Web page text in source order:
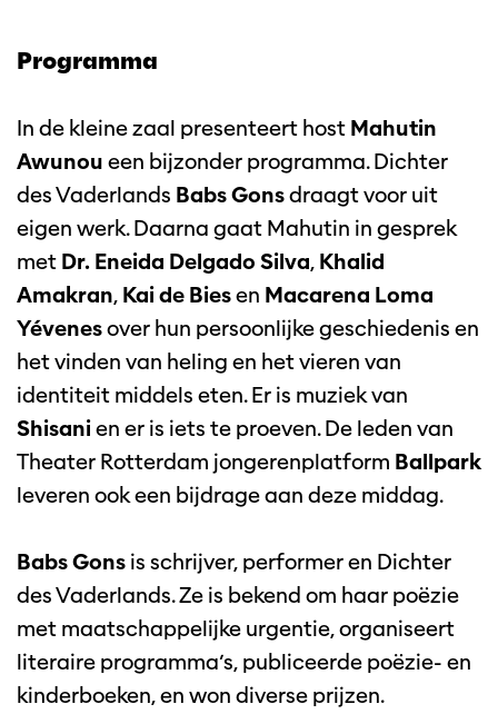
Programma
In de kleine zaal presenteert host Mahutin
Awunou een bijzonder programma. Dichter
des Vaderlands Babs Gonsdraagt voor uit
eigen werk. Daarna gaat Mahutin in gesprek
met Dr. Eneida Delgado Silva, Khalid
Amakran, Kai de Biesen Macarena Loma
Yévenesover hun persoonlijke geschiedenis en
het vinden van heling en het vieren van
identiteit middels eten. Er is muziek van
Shisanien er is iets te proeven. De leden van
Theater Rotterdam jongerenplatform Ballpark
leveren ook een bijdrage aan deze middag.
Babs Gons is schrijver, performer en Dichter
des Vaderlands. Ze is bekend om haar poëzie
met maatschappelijke urgentie, organiseert
literaire programma’s, publiceerde poëzie- en
kinderboeken, en won diverse prijzen.